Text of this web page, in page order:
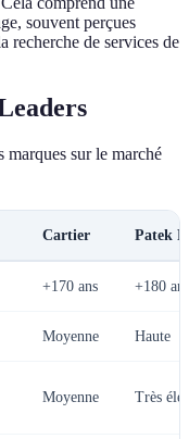
souvent perçues
recherche de services de
sur le marché
Cartier Patek
+170 ans +180 ans
Moyenne Haute
Moyenne Très